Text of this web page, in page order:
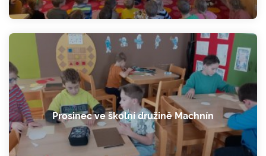
Prosinec ve školní družině Machnín